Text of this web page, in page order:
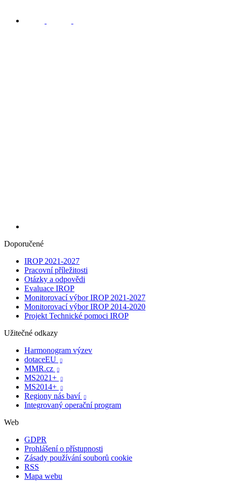
Doporučené
IROP 2021-2027
Pracovní příležitosti
Otázky a odpovědi
Evaluace IROP
Monitorovací výbor IROP 2021-2027
Monitorovací výbor IROP 2014-2020
Projekt Technické pomoci IROP
Užitečné odkazy
Harmonogram výzev
dotaceEU

MMR.cz 
MS2021+ 
MS2014+ 
Regiony nás baví 
Integrovaný operační program
Web
GDPR
Prohlášení o přístupnosti
Zásady používání souborů cookie
RSS
Mapa webu